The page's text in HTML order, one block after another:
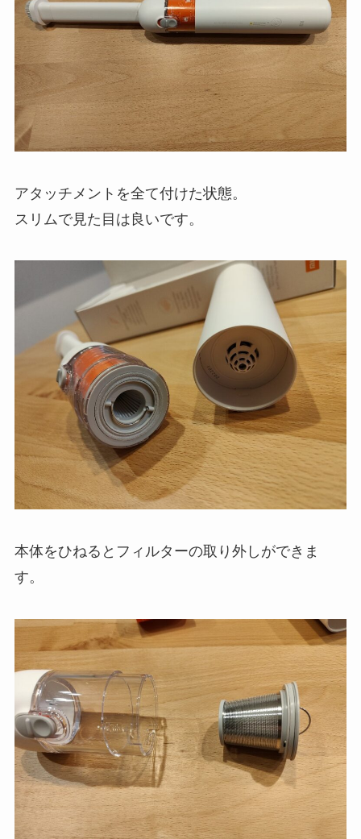
アタッチメントを全て付けた状態。
スリムで見た目は良いです。
本体をひねるとフィルターの取り外しができま
す。